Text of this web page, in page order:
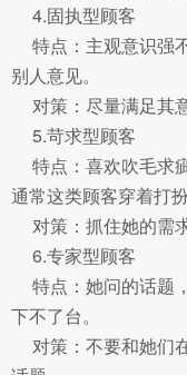
4.固执型顾客
特点：主观意识强
别人意见。
对策：尽量满足其
5.苛求型顾客
特点：喜欢吹毛求
通常这类顾客穿着打
对策：抓住她的需
6.专家型顾客
特点：她问的话题
下不了台。
对策：不要和她们